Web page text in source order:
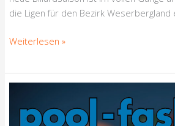
die Ligen für den Bezirk
Weiterlesen »
10Ball